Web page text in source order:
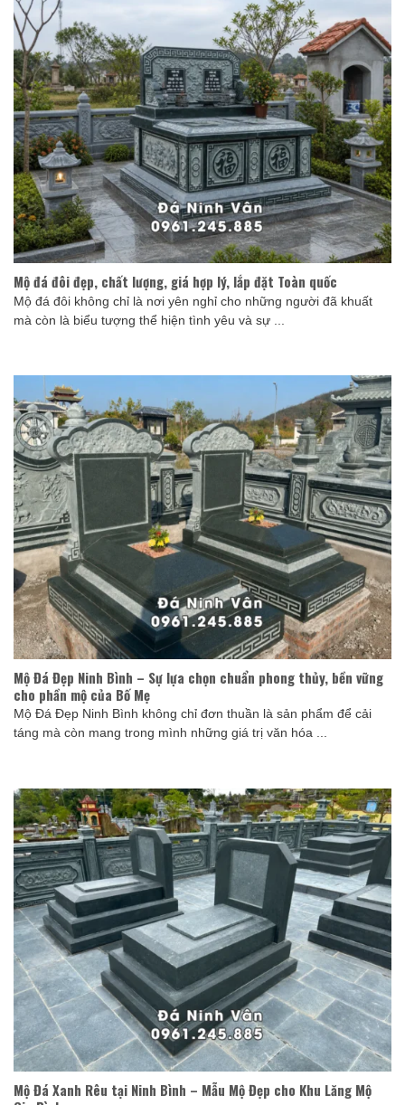
Mộ đá đôi đẹp, chất lượng, giá hợp lý, lắp đặt Toàn quốc
Mộ đá đôi không chỉ là nơi yên nghỉ cho những người đã khuất
mà còn là biểu tượng thể hiện tình yêu và sự ...
Mộ Đá Đẹp Ninh Bình – Sự lựa chọn chuẩn phong thủy, bền vững
cho phần mộ của Bố Mẹ
Mộ Đá Đẹp Ninh Bình không chỉ đơn thuần là sản phẩm để cải
táng mà còn mang trong mình những giá trị văn hóa ...
Mộ Đá Xanh Rêu tại Ninh Bình – Mẫu Mộ Đẹp cho Khu Lăng Mộ